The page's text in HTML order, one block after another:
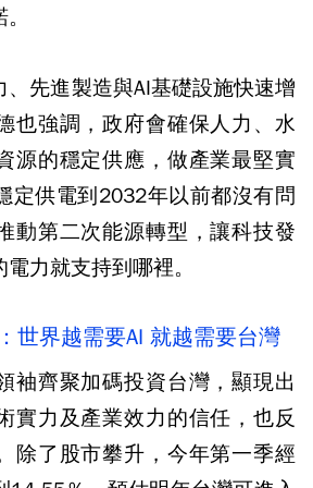
先進製造與AI基礎設施快速增
也強調，政府會確保人力、水
源的穩定供應，做產業最堅實
定供電到2032年以前都沒有問
動第二次能源轉型，讓科技發
力就支持到哪裡。
世界越需要AI 就越需要台灣
袖齊聚加碼投資台灣，顯現出
實力及產業效力的信任，也反
除了股市攀升，今年第一季經